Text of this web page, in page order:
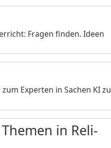
Fragen finden. Ideen
Experten in Sachen KI zu
in Reli-